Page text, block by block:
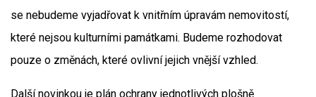
se nebudeme vyjadřovat k vnitřním úpravám nemovitostí,
které nejsou kulturními památkami. Budeme rozhodovat
pouze o změnách, které ovlivní jejich vnější vzhled.
Další novinkou je plán ochrany jednotlivých plošně